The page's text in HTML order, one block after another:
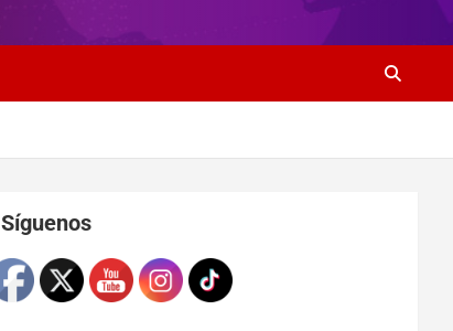
SíguenosSet Youtube Channel ID